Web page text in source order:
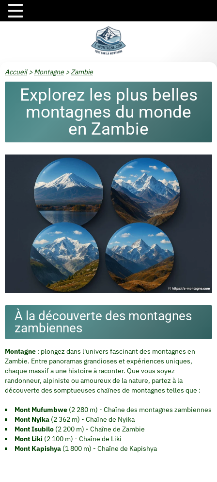
Accueil>Montagne >Zambie
Explorez les plus belles
montagnes du monde
en Zambie
À la découverte des montagnes
zambiennes
Montagne : plongez dans l'univers fascinant des montagnes en
Zambie. Entre panoramas grandioses et expériences uniques,
chaque massif a une histoire à raconter. Que vous soyez
randonneur, alpiniste ou amoureux de la nature, partez à la
découverte des somptueuses chaînes de montagnes telles que :
Mont Mufumbwe (2 280 m) - Chaîne des montagnes zambiennes
Mont Nyika (2 362 m) - Chaîne de Nyika
Mont Isubilo (2 200 m) - Chaîne de Zambie
Mont Liki (2 100 m) - Chaîne de Liki
Mont Kapishya (1 800 m) - Chaîne de Kapishya